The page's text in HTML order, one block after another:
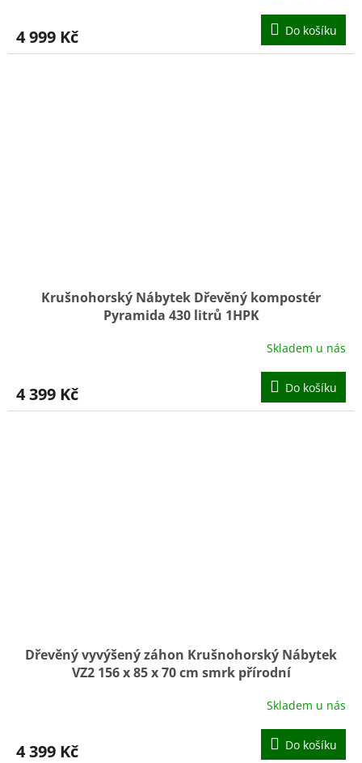
4 999 Kč Do košíku
Krušnohorský Nábytek Dřevěný kompostér
Pyramida 430 litrů 1HPK
Skladem u nás
4 399 Kč Do košíku
Dřevěný vyvýšený záhon Krušnohorský Nábytek
VZ2 156 x 85 x 70 cm smrk přírodní
Skladem u nás
4 399 Kč Do košíku